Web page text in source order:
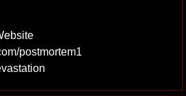
postmortem1